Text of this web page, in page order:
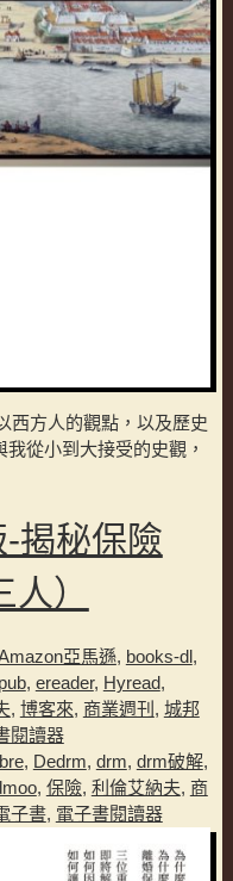
西方人的觀點，以及歷史
從小到大接受的史觀，
揭秘保險
）
亞馬遜, books-dl,
, ereader, Hyread,
, 博客來, 商業週刊 , 城邦
閱讀器
, Dedrm, drm, drm破解,
, 保險, 利倫艾納夫, 商
子書, 電子書閱讀器